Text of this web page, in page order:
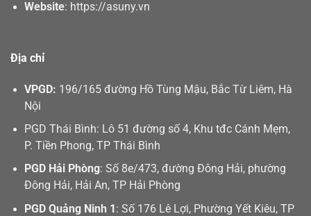
Website: https://asuny.vn
Địa chỉ
VPGD: 196/165 đường Hồ Tùng Mậu, Bắc Từ Liêm, Hà
Nội
PGD Thái Bình: Lô 51 đường số 4, Khu tđc Cánh Mẹm,
P. Tiền Phong, TP Thái Bình
PGD Hải Phòng: Số 8e/473, đường Đông Hải, phường
Đông Hải, Hải An, TP Hải Phòng
PGD Quảng Ninh 1 : Số 176 Lê Lợi, Phường Yết Kiêu, TP